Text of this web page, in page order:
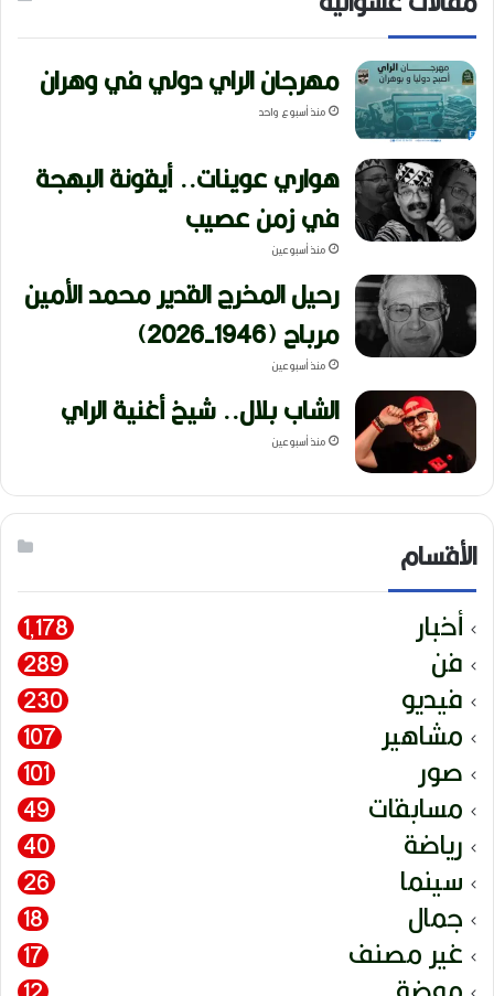
مهرجان الراي دولي في وهران
منذ أسبوع واحد
هواري عوينات.. أيقونة البهجة
في زمن عصيب
منذ أسبوعين
رحيل المخرج القدير محمد الأمين
مرباح (1946-2026)
منذ أسبوعين
الشاب بلال.. شيخ أغنية الراي
منذ أسبوعين
الأقسام
أخبار 1٬178
فن 289
فيديو 230
مشاهير 107
صور 101
مسابقات 49
رياضة 40
سينما 26
جمال 18
غير مصنف 17